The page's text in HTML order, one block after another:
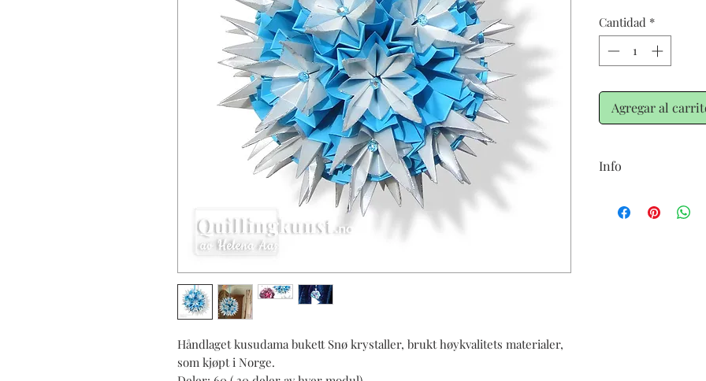
Håndlaget kusudama bukett Snø krystaller, brukt høykvalitets materialer,
som kjøpt i Norge.
Cantidad *
Agregar al
Info
denne kusudama,